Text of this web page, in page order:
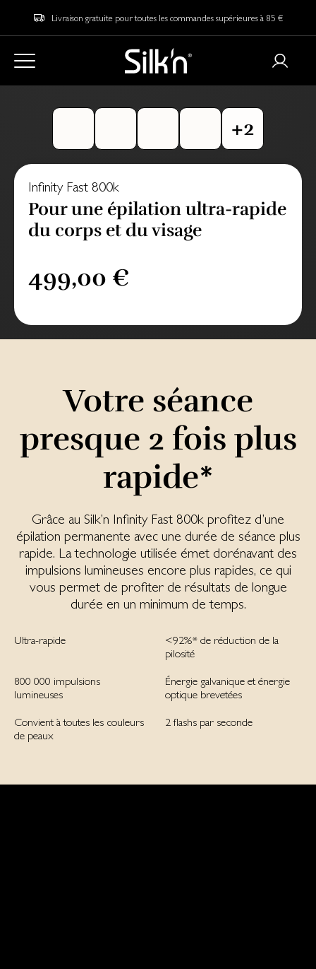
Livraison gratuite pour toutes les commandes supérieures à 85 €
Infinity Fast 800k
Pour une épilation ultra-rapide
du corps et du visage
499,00 €
Votre séance
presque 2 fois plus
rapide*
Grâce au Silk’n Infinity Fast 800k profitez d’une
épilation permanente avec une durée de séance plus
rapide. La technologie utilisée émet dorénavant des
impulsions lumineuses encore plus rapides, ce qui
vous permet de profiter de résultats de longue
durée en un minimum de temps.
Ultra-rapide
<92%* de réduction de la
pilosité
800 000 impulsions
lumineuses
Énergie galvanique et énergie
optique brevetées
Convient à toutes les couleurs
de peaux
2 flashs par seconde